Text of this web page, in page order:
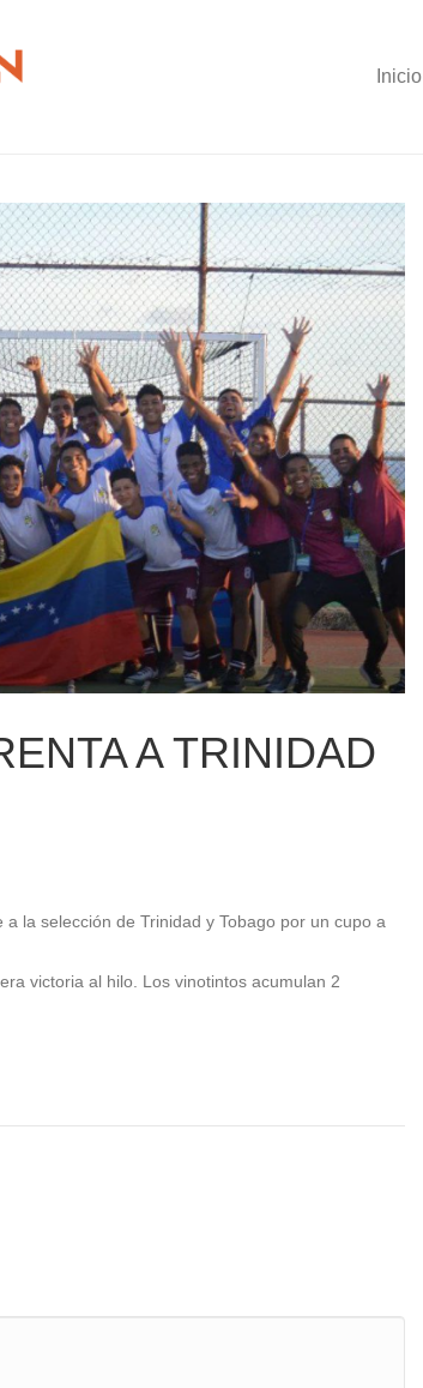
Inicio
A TRINIDAD
la selección de Trinidad y Tobago por un cupo a
victoria al hilo. Los vinotintos acumulan 2